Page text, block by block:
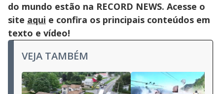
do mundo estão na RECORD NEWS. Acesse o
site aqui e confira os principais conteúdos em
texto e vídeo!
VEJA TAMBÉM